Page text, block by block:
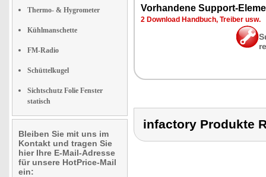
Thermo- & Hygrometer
Kühlmanschette
FM-Radio
Schüttelkugel
Sichtschutz Folie Fenster
statisch
Bleiben Sie mit uns im
Kontakt und tragen Sie
hier Ihre E-Mail-Adresse
für unsere HotPrice-Mail
ein:
Vor­han­de­ne Sup­port-
2 Down­load Hand­buch, Trei­ber usw.
infactory Produkte